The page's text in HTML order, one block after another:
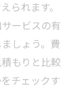
られます。
ービスの有
しょう。費
もりと比較
チェックす